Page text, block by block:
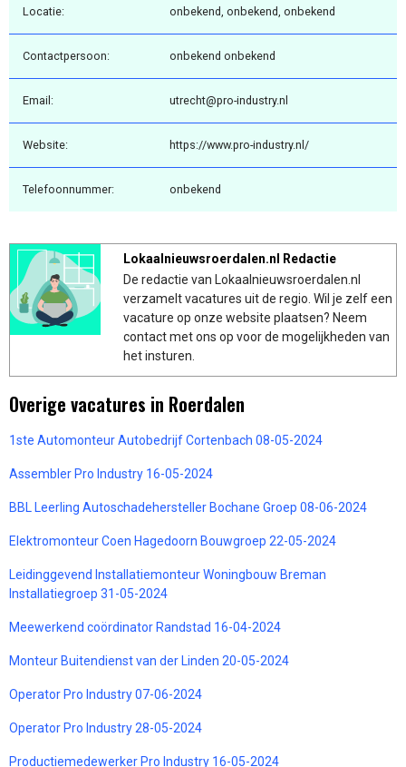
Locatie: onbekend, onbekend, onbekend
Contactpersoon: onbekend onbekend
Email: utrecht@pro-industry.nl
Website: https://www.pro-industry.nl/
Telefoonnummer: onbekend
Lokaalnieuwsroerdalen.nl Redactie
De redactie van Lokaalnieuwsroerdalen.nl
verzamelt vacatures uit de regio. Wil je zelf een
vacature op onze website plaatsen? Neem
contact met ons op voor de mogelijkheden van
het insturen.
Overige vacatures in Roerdalen
1ste Automonteur Autobedrijf Cortenbach 08-05-2024
Assembler Pro Industry 16-05-2024
BBL Leerling Autoschadehersteller Bochane Groep 08-06-2024
Elektromonteur Coen Hagedoorn Bouwgroep 22-05-2024
Leidinggevend Installatiemonteur Woningbouw Breman
Installatiegroep 31-05-2024
Meewerkend coördinator Randstad 16-04-2024
Monteur Buitendienst van der Linden 20-05-2024
Operator Pro Industry 07-06-2024
Operator Pro Industry 28-05-2024
Productiemedewerker Pro Industry 16-05-2024